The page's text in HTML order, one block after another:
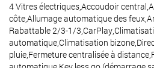
4 Vitres électriques,Accoudoir
côte,Allumage automatique des
Rabattable 2/3-1/
automatique,Climatisation
pluie,Fermeture centralisée à